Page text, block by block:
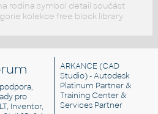
rodina symbol detail součást
kolekce free block library
pro
Inventor,
ARKANCE (CAD
Studio) - Autodesk
Platinum Partner &
Training Center &
Services Partner